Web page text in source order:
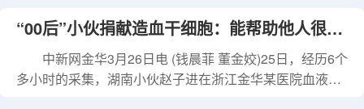
日，据报道，涉事影院店长许先生表示，7月18日，影院
发现顾客上传的视频后，联系到了这位顾客，已经向她道
歉，退还了电影票，并赠送了20张电影券，承诺给其他能
联系上的观看同场电影的顾客退还费用。 许先生告诉记
“00后”小伙捐献造血干细胞：能帮助他人很开
心中新网金华3月26日电 (钱晨菲 董金姣)25日，经历6个
多小时的采集，湖南小伙赵子进在浙江金华某医院血液科